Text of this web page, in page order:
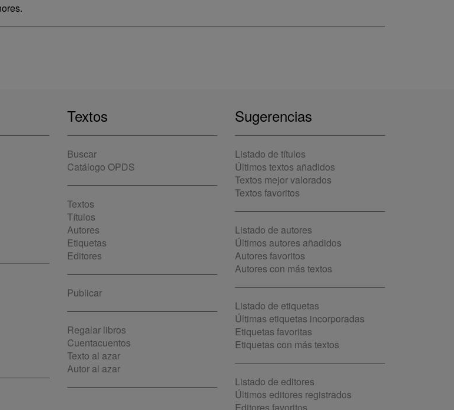
Textos
Buscar
Catálogo OPDS
Textos
Títulos
Autores
Etiquetas
Editores
Publicar
Regalar libros
Cuentacuentos
Texto al azar
Autor al azar
Sugerencias
Listado de títulos
Últimos textos añadidos
Textos mejor valorados
Textos favoritos
Listado de autores
Últimos autores añadidos
Autores favoritos
Autores con más textos
Listado de etiquetas
Últimas etiquetas incorporadas
Etiquetas favoritas
Etiquetas con más textos
Listado de editores
Últimos editores registrados